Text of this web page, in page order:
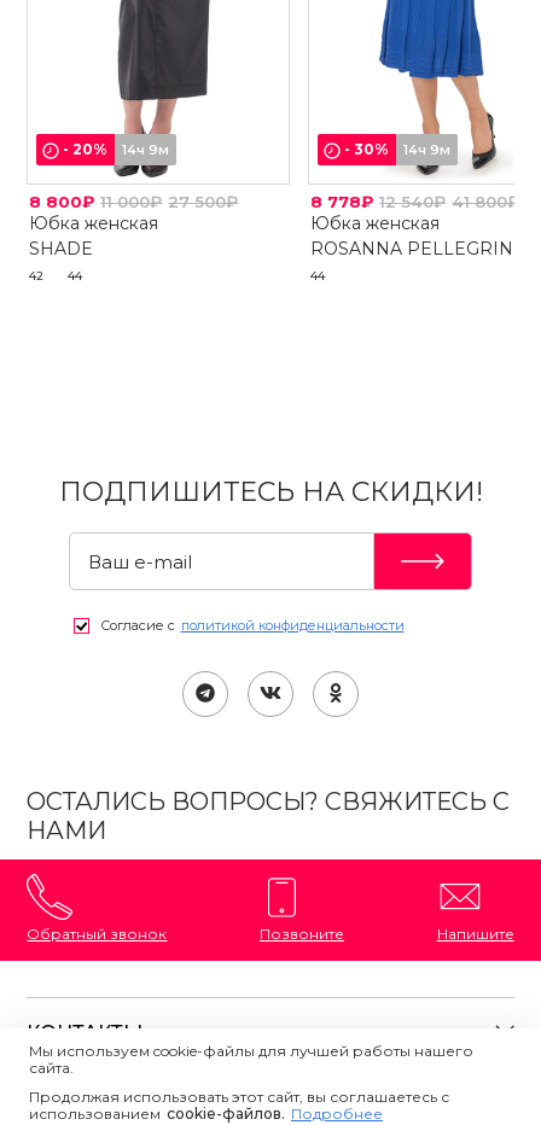
-20% 14ч 9м
8 800₽ 11 000₽ 27 500₽
Юбка женская
SHADE
42 44
-30% 14ч 9м
8 778₽ 12 540₽ 41 800₽
Юбка женская
ROSANNA PELLEGRINI
44
ПОДПИШИТЕСЬ НА СКИДКИ!
Согласие с политикой конфиденциальности
ОСТАЛИСЬ ВОПРОСЫ? СВЯЖИТЕСЬ С
НАМИ
Обратный звонок Позвоните Напишите
КОНТАКТЫ
8 (800) 333-87-72
Напишите нам
ПОЛЕЗНАЯ ИНФОРМАЦИЯ
Мы используем cookie-файлы для лучшей работы нашего
сайта.
Продолжая использовать этот сайт, вы соглашаетесь с
использованием сookie-файлов. Подробнее